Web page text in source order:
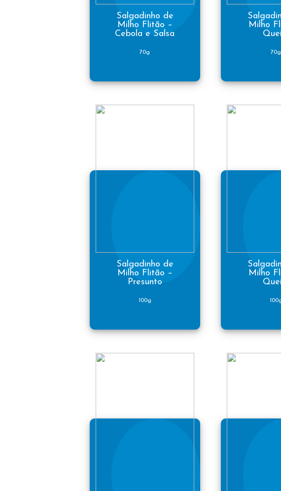
Salgadinho de
Milho Flitão –
Cebola e Salsa
70g
Milho
70g
Salgadinho de
Milho Flitão –
Presunto
100g
Milho